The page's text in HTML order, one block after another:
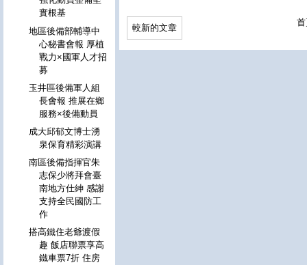
較新的文章
實根基
地區後備部輔導中
心秘書會報 厚植
戰力×國軍人才招
募
玉井區後備軍人組
長會報 推展在鄉
服務×後備動員
成大邱郁文博士湧
泉保育精彩演講
南區後備指揮官朱
志保少將拜會臺
南地方仕紳 感謝
支持全民國防工
作
搭高鐵住老爺渡假
趣 飯店聯票享高
鐵車票7折 住房